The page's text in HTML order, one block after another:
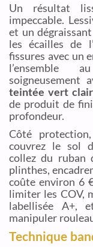
Un résultat
impeccable.
et un
les écailles de
fissures avec un
l’ensemble
soigneusement
teintée vert clair
de produit de
profondeur.
Côté
couvrez le sol
collez du ruban
plinthes,
coûte environ 6
limiter les COV,
labellisée A+,
manipuler
Technique